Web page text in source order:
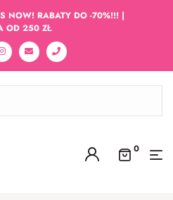
NOW! RABATY DO -70%!!! |
OD 250 ZŁ
0